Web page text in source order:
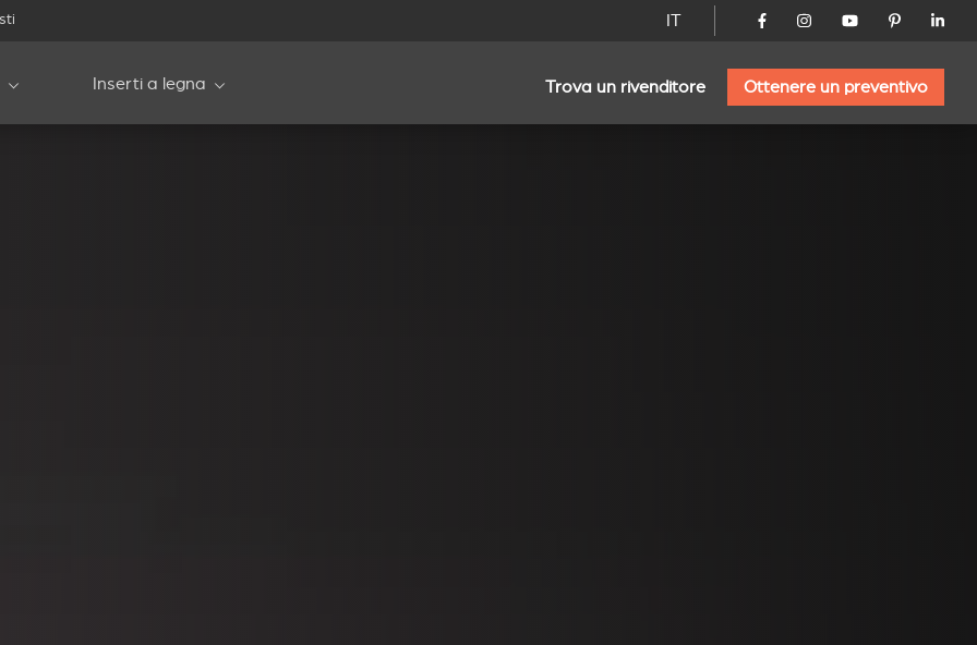
IT
Inserti a legna Trova un rivenditore Ottenere un preventivo